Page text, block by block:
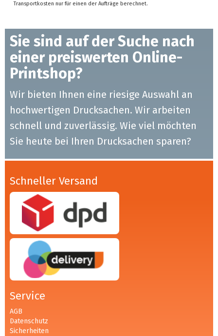
Transportkosten nur für einen der Aufträge berechnet.
Sie sind auf der Suche nach
einer preiswerten Online-
Printshop?
Wir bieten Ihnen eine riesige Auswahl an
hochwertigen Drucksachen. Wir arbeiten
schnell und zuverlässig. Wie viel möchten
Sie heute bei Ihren Drucksachen sparen?
Schneller Versand
Service
AGB
Datenschutz
Sicherheiten